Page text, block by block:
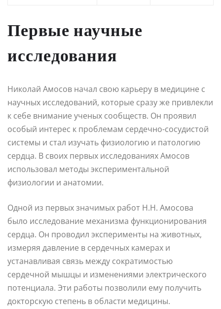
Первые научные
исследования
Николай Амосов начал свою карьеру в медицине с
научных исследований, которые сразу же привлекли
к себе внимание ученых сообществ. Он проявил
особый интерес к проблемам сердечно-сосудистой
системы и стал изучать физиологию и патологию
сердца. В своих первых исследованиях Амосов
использовал методы экспериментальной
физиологии и анатомии.
Одной из первых значимых работ Н.Н. Амосова
было исследование механизма функционирования
сердца. Он проводил эксперименты на животных,
измеряя давление в сердечных камерах и
устанавливая связь между сократимостью
сердечной мышцы и изменениями электрического
потенциала. Эти работы позволили ему получить
докторскую степень в области медицины.